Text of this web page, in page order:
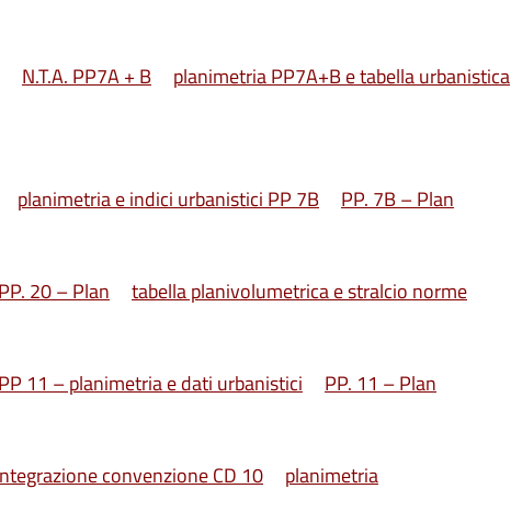
N.T.A. PP7A + B
planimetria PP7A+B e tabella urbanistica
planimetria e indici urbanistici PP 7B
PP. 7B – Plan
PP. 20 – Plan
tabella planivolumetrica e stralcio norme
PP 11 – planimetria e dati urbanistici
PP. 11 – Plan
convenzione CD 10
planimetria